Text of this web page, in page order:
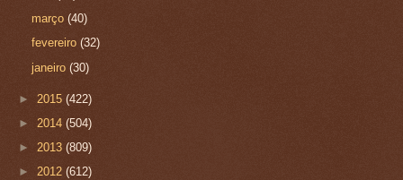
março(40)
fevereiro(32)
janeiro(30)
► 2015 (422)
► 2014 (504)
► 2013 (809)
► 2012 (612)